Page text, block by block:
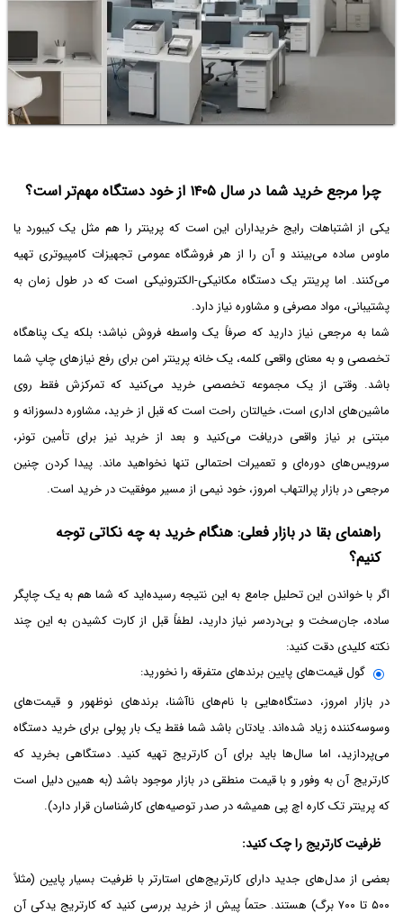
چرا مرجع خرید شما در سال ۱۴۰۵ از خود دستگاه مهم‌تر است؟
یکی از اشتباهات رایج خریداران این است که پرینتر را هم مثل یک کیبورد یا
ماوس ساده می‌بینند و آن را از هر فروشگاه عمومی تجهیزات کامپیوتری تهیه
می‌کنند. اما پرینتر یک دستگاه مکانیکی-الکترونیکی است که در طول زمان به
پشتیبانی، مواد مصرفی و مشاوره نیاز دارد.
شما به مرجعی نیاز دارید که صرفاً یک واسطه فروش نباشد؛ بلکه یک پناهگاه
تخصصی و به معنای واقعی کلمه، یک خانه پرینتر امن برای رفع نیازهای چاپ شما
باشد. وقتی از یک مجموعه تخصصی خرید می‌کنید که تمرکزش فقط روی
ماشین‌های اداری است، خیالتان راحت است که قبل از خرید، مشاوره دلسوزانه و
مبتنی بر نیاز واقعی دریافت می‌کنید و بعد از خرید نیز برای تأمین تونر،
سرویس‌های دوره‌ای و تعمیرات احتمالی تنها نخواهید ماند. پیدا کردن چنین
مرجعی در بازار پرالتهاب امروز، خود نیمی از مسیر موفقیت در خرید است.
راهنمای بقا در بازار فعلی: هنگام خرید به چه نکاتی توجه
کنیم؟
اگر با خواندن این تحلیل جامع به این نتیجه رسیده‌اید که شما هم به یک چاپگر
ساده، جان‌سخت و بی‌دردسر نیاز دارید، لطفاً قبل از کارت کشیدن به این چند
نکته کلیدی دقت کنید:
گول قیمت‌های پایین برندهای متفرقه را نخورید:
در بازار امروز، دستگاه‌هایی با نام‌های ناآشنا، برندهای نوظهور و قیمت‌های
وسوسه‌کننده زیاد شده‌اند. یادتان باشد شما فقط یک بار پولی برای خرید دستگاه
می‌پردازید، اما سال‌ها باید برای آن کارتریج تهیه کنید. دستگاهی بخرید که
کارتریج آن به وفور و با قیمت منطقی در بازار موجود باشد (به همین دلیل است
که پرینتر تک کاره اچ پی همیشه در صدر توصیه‌های کارشناسان قرار دارد).
ظرفیت کارتریج را چک کنید:
بعضی از مدل‌های جدید دارای کارتریج‌های استارتر با ظرفیت بسیار پایین (مثلاً
۵۰۰ تا ۷۰۰ برگ) هستند. حتماً پیش از خرید بررسی کنید که کارتریج یدکی آن